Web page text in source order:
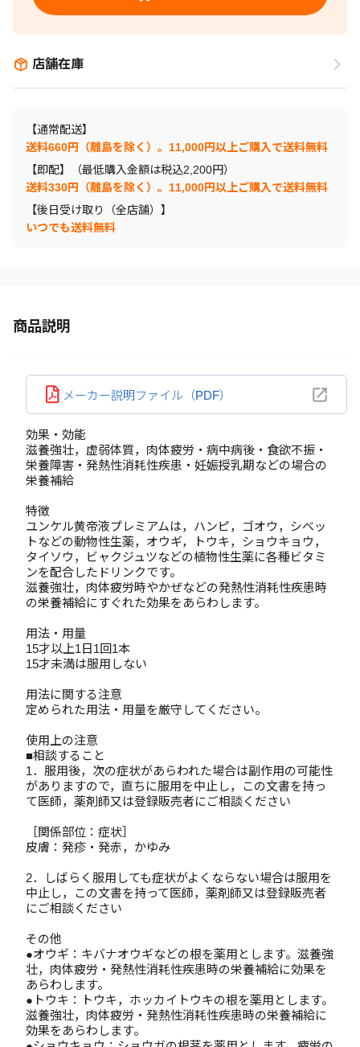
店舗在庫
【通常配送】
送料660円（離島を除く）。11,000円以上ご購入で送料無料
【即配】（最低購入金額は税込2,200円）
送料330円（離島を除く）。11,000円以上ご購入で送料無料
【後日受け取り（全店舗）】
いつでも送料無料
商品説明
メーカー説明ファイル（PDF）
効果・効能
滋養強壮，虚弱体質，肉体疲労・病中病後・食欲不振・
栄養障害・発熱性消耗性疾患・妊娠授乳期などの場合の
栄養補給
特徴
ユンケル黄帝液プレミアムは，ハンピ，ゴオウ，シベッ
トなどの動物性生薬，オウギ，トウキ，ショウキョウ，
タイソウ，ビャクジュツなどの植物性生薬に各種ビタミ
ンを配合したドリンクです。
滋養強壮，肉体疲労時やかぜなどの発熱性消耗性疾患時
の栄養補給にすぐれた効果をあらわします。
用法・用量
15才以上1日1回1本
15才未満は服用しない
用法に関する注意
定められた用法・用量を厳守してください。
使用上の注意
■相談すること
1．服用後，次の症状があらわれた場合は副作用の可能性
がありますので，直ちに服用を中止し，この文書を持っ
て医師，薬剤師又は登録販売者にご相談ください
［関係部位：症状］
皮膚：発疹・発赤，かゆみ
2．しばらく服用しても症状がよくならない場合は服用を
中止し，この文書を持って医師，薬剤師又は登録販売者
にご相談ください
その他
●オウギ：キバナオウギなどの根を薬用とします。滋養強
壮，肉体疲労・発熱性消耗性疾患時の栄養補給に効果を
あらわします。
●トウキ：トウキ，ホッカイトウキの根を薬用とします。
滋養強壮，肉体疲労・発熱性消耗性疾患時の栄養補給に
効果をあらわします。